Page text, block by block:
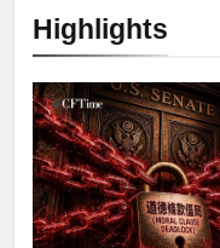
Highlights